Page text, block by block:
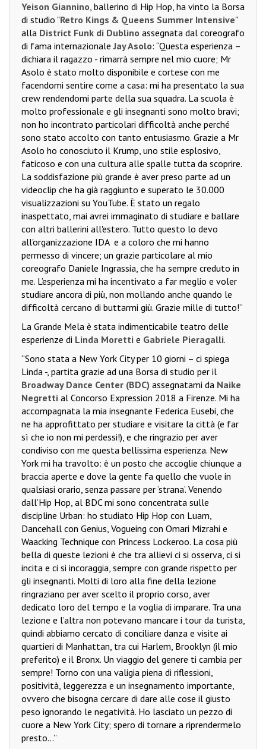
Yeison Giannino, ballerino di Hip Hop, ha vinto la Borsa
di studio "Retro Kings & Queens Summer Intensive"
alla District Funk di Dublino assegnata dal coreografo
di fama internazionaleJay Asolo: “Questa esperienza –
dichiara il ragazzo - rimarrà sempre nel mio cuore; Mr
Asolo è stato molto disponibile e cortese con me
facendomi sentire come a casa: mi ha presentato la sua
crew rendendomi parte della sua squadra. La scuola è
molto professionale e gli insegnanti sono molto bravi;
non ho incontrato particolari difficoltà anche perché
sono stato accolto con tanto entusiasmo. Grazie a Mr
Asolo ho conosciuto il Krump, uno stile esplosivo,
faticoso e con una cultura alle spalle tutta da scoprire.
La soddisfazione più grande è aver preso parte ad un
videoclip che ha già raggiunto e superato le 30.000
visualizzazioni su YouTube. È stato un regalo
inaspettato, mai avrei immaginato di studiare e ballare
con altri ballerini all'estero. Tutto questo lo devo
all'organizzazione IDA e a coloro che mi hanno
permesso di vincere; un grazie particolare al mio
coreografo Daniele Ingrassia, che ha sempre creduto in
me. L’esperienza mi ha incentivato a far meglio e voler
studiare ancora di più, non mollando anche quando le
difficoltà cercano di buttarmi giù. Grazie mille di tutto!”
La Grande Mela è stata indimenticabile teatro delle
esperienze di Linda Moretti e Gabriele Pieragalli.
“Sono stata a New York City per 10 giorni – ci spiega
Linda -, partita grazie ad una Borsa di studio per il
Broadway Dance Center (BDC) assegnatami da Naike
Negretti al Concorso Expression 2018 a Firenze. Mi ha
accompagnata la mia insegnante Federica Eusebi, che
ne ha approfittato per studiare e visitare la città (e far
sì che io non mi perdessi!), e che ringrazio per aver
condiviso con me questa bellissima esperienza. New
York mi ha travolto: è un posto che accoglie chiunque a
braccia aperte e dove la gente fa quello che vuole in
qualsiasi orario, senza passare per ‘strana’. Venendo
dall’Hip Hop, al BDC mi sono concentrata sulle
discipline Urban: ho studiato Hip Hop con Luam,
Dancehall con Genius, Vogueing con Omari Mizrahi e
Waacking Technique con Princess Lockeroo. La cosa più
bella di queste lezioni è che tra allievi ci si osserva, ci si
incita e ci si incoraggia, sempre con grande rispetto per
gli insegnanti. Molti di loro alla fine della lezione
ringraziano per aver scelto il proprio corso, aver
dedicato loro del tempo e la voglia di imparare. Tra una
lezione e l’altra non potevano mancare i tour da turista,
quindi abbiamo cercato di conciliare danza e visite ai
quartieri di Manhattan, tra cui Harlem, Brooklyn (il mio
preferito) e il Bronx. Un viaggio del genere ti cambia per
sempre! Torno con una valigia piena di riflessioni,
positività, leggerezza e un insegnamento importante,
ovvero che bisogna cercare di dare alle cose il giusto
peso ignorando le negatività. Ho lasciato un pezzo di
cuore a New York City; spero di tornare a riprendermelo
presto...”